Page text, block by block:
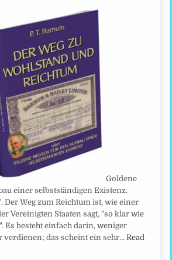
Goldene
einer selbstständigen Existenz.
Der Weg zum Reichtum ist, wie einer
Vereinigten Staaten sagt, "so klar wie
Es besteht einfach darin, weniger
verdienen; das scheint ein sehr…Read